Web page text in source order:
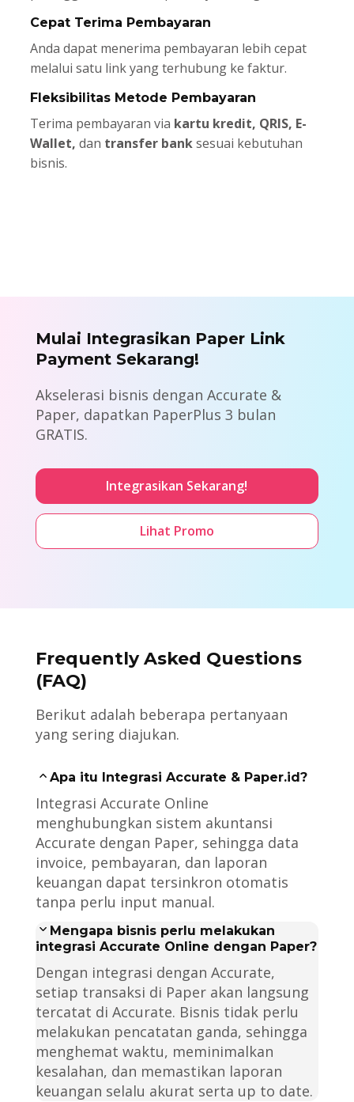
Cepat Terima Pembayaran
Anda dapat menerima pembayaran lebih cepat
melalui satu link yang terhubung ke faktur.
Fleksibilitas Metode Pembayaran
Terima pembayaran via kartu kredit, QRIS, E-
Wallet, dan transfer banksesuai kebutuhan
bisnis.
Mulai Integrasikan Paper Link
Payment Sekarang!
Akselerasi bisnis dengan Accurate &
Paper, dapatkan PaperPlus 3 bulan
GRATIS.
Integrasikan Sekarang!
Lihat Promo
Frequently Asked Questions
(FAQ)
Berikut adalah beberapa pertanyaan
yang sering diajukan.
Apa itu Integrasi Accurate & Paper.id?
Integrasi Accurate Online
menghubungkan sistem akuntansi
Accurate dengan Paper, sehingga data
invoice, pembayaran, dan laporan
keuangan dapat tersinkron otomatis
tanpa perlu input manual.
Mengapa bisnis perlu melakukan
integrasi Accurate Online dengan Paper?
Dengan integrasi dengan Accurate,
setiap transaksi di Paper akan langsung
tercatat di Accurate. Bisnis tidak perlu
melakukan pencatatan ganda, sehingga
menghemat waktu, meminimalkan
kesalahan, dan memastikan laporan
keuangan selalu akurat serta up to date.